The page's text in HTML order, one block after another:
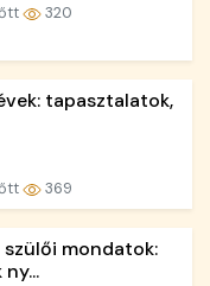
320
tapasztalatok,
369
szülői mondatok: